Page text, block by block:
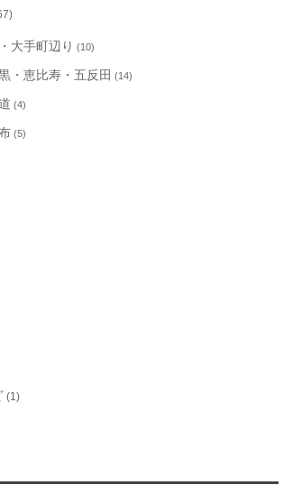
大手町辺り (10)
・恵比寿・五反田 (14)
(4)
(5)
(1)